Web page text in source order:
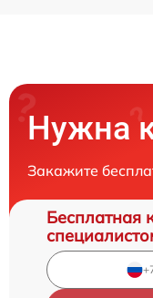
Нужна
Закажите
Бесплатная